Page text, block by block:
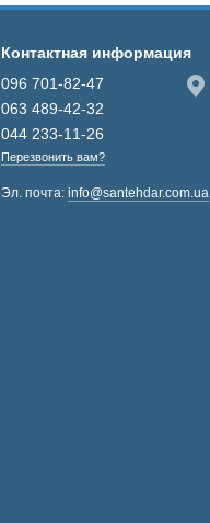
Контактная информация
096 701-82-47
063 489-42-32
044 233-11-26
Перезвонить вам?
Эл. почта:info@santehdar.com.ua